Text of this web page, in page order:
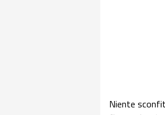
Niente